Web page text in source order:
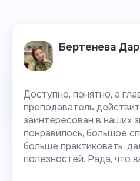
Бертенева
Доступно, понятно, а
преподаватель
заинтересован в наших
понравилось, большое
больше практиковать,
полезностей. Рада, что